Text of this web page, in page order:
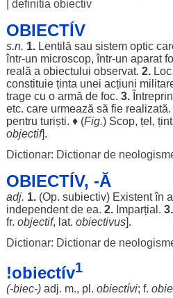
definitia obiectiv
OBIECTÍV
s.n. 1. Lentilă sau sistem optic
într-un microscop, într-un aparat
reală a obiectului observat. 2. Loc,
constituie ținta unei acțiuni
tragecu o armă de foc. 3.
etc. care urmează să fie realizată
pentru turiști. ♦ (Fig.) Scop, țel ,
objectif].
Dictionar: Dictionar de
OBIECTÍV, -Ă
adj. 1.(Op. subiectiv) Existentîn
independentde ea. 2. Imparțial . 3.
fr. objectif, lat. obiectivus].
Dictionar: Dictionar de
!obiectív1
(-biec-)adj. m., pl. obiectívi; f.